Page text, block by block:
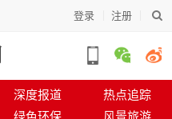
登录 注册
深度报道
热点追踪
绿色环保
风景旅游